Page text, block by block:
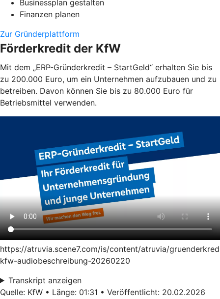
Businessplan gestalten
Finanzen planen
Zur Gründerplattform
Förderkredit der KfW
Mit dem „ERP-Gründerkredit – StartGeld“ erhalten Sie bis
zu 200.000 Euro, um ein Unternehmen aufzubauen und zu
betreiben. Davon können Sie bis zu 80.000 Euro für
Betriebsmittel verwenden.
https://atruvia.scene7.com/is/content/atruvia/
kfw-audiobeschreibung-20260220
Transkript anzeigen
Quelle: KfW • Länge: 01:31 • Veröffentlicht: 20.02.2026